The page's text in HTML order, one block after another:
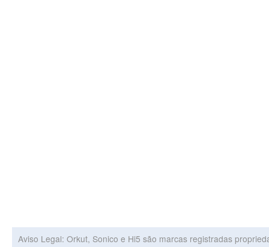
Aviso Legal: Orkut, Sonico e Hi5 são marcas registradas